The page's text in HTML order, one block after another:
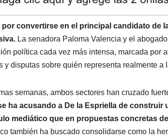
d
I
n
d
s
por convertirse en el principal candidato de
La senadora Paloma Valencia y el
política cada vez más intensa, marcada por
y disputas sobre quién representa realmente
semanas, ambos sectores han cruzado
ha acusando a De la Espriella de construir
mediático que en propuestas concretas
también ha buscado consolidarse como la